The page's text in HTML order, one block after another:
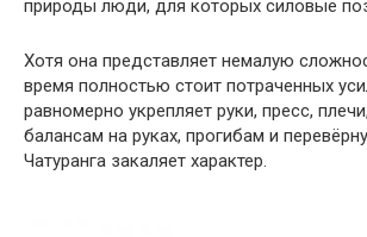
природы люди, для которых силовые
Хотя она представляет немалую
время полностью стоит потраченных
равномерно укрепляет руки, пресс,
балансам на руках, прогибам и
Чатуранга закаляет характер.